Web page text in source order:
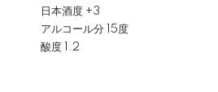
⽇本酒度 +3
アルコール分 15度
酸度 1.2